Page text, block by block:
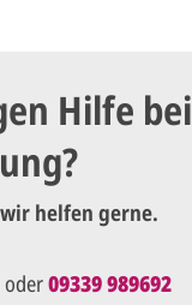
Hilfe bei
helfen gerne.
oder09339 989692